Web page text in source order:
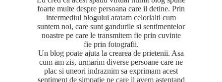
foarte multe despre persoana care il detine. Prin
intermediul blogului aratam celorlalti cum
suntem noi, care sunt gandurile si sentimentelor
noastre pe care le transmitem fie prin cuvinte
fie prin fotografii.
Un blog poate ajuta la crearea de prietenii. Asa
cum am zis, urmarim diverse persoane care ne
plac si uneori indraznim sa exprimam acest
sentiment de simpatie pe care il avem asteptand